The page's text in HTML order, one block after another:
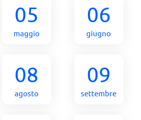
05
maggio
06
giugno
08
agosto
09
settembre